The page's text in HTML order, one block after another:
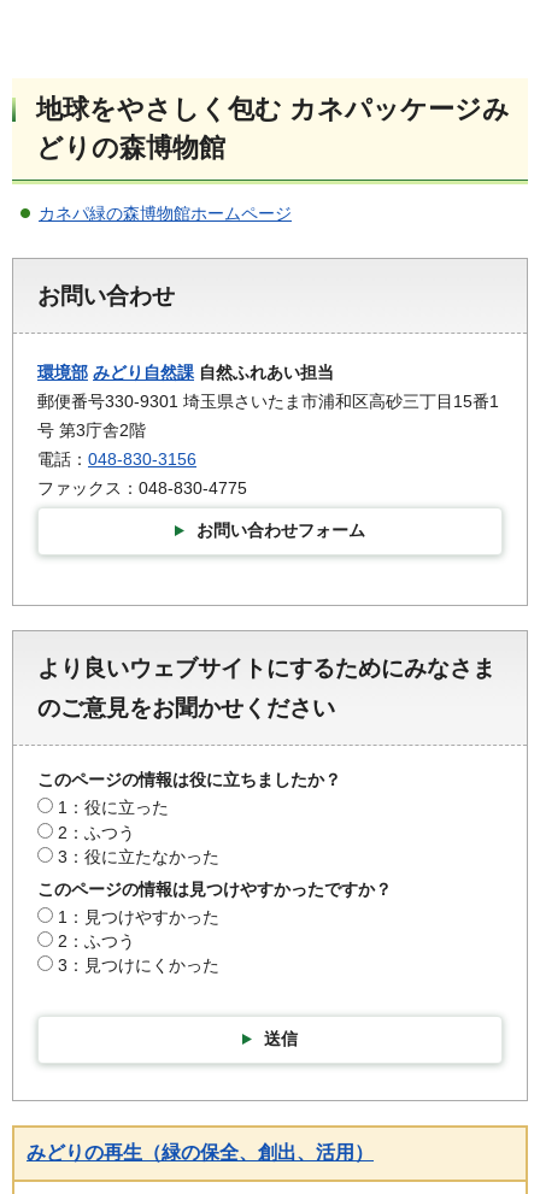
地球をやさしく包む カネパッケージみ
どりの森博物館
カネパ緑の森博物館ホームページ
お問い合わせ
環境部 みどり自然課 自然ふれあい担当
郵便番号330-9301 埼玉県さいたま市浦和区高砂三丁目15番1
号 第3庁舎2階
電話： 048-830-3156
ファックス：048-830-4775
お問い合わせフォーム
より良いウェブサイトにするためにみなさま
のご意見をお聞かせください
このページの情報は役に立ちましたか？
1：役に立った
2：ふつう
3：役に立たなかった
このページの情報は見つけやすかったですか？
1：見つけやすかった
2：ふつう
3：見つけにくかった
送信
みどりの再生（緑の保全、創出、活用）